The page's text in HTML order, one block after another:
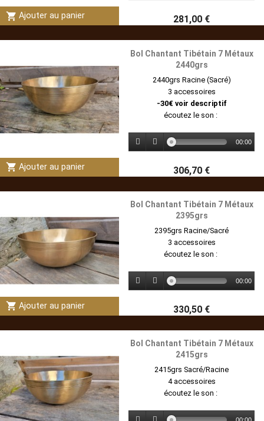
shopping_cart Ajouter au panier 281,00 €
shopping_cart Ajouter au panier
Bol Chantant Tibétain 7 Métaux
2440grs
2440grs Racine (Sacré)
3 accessoires
-30€ voir descriptif
écoutez le son :
00:00
306,70 €
shopping_cart Ajouter au panier
Bol Chantant Tibétain 7 Métaux
2395grs
2395grs Racine/Sacré
3 accessoires
écoutez le son :
00:00
330,50 €
Bol Chantant Tibétain 7 Métaux
2415grs
2415grs Sacré/Racine
4 accessoires
écoutez le son :